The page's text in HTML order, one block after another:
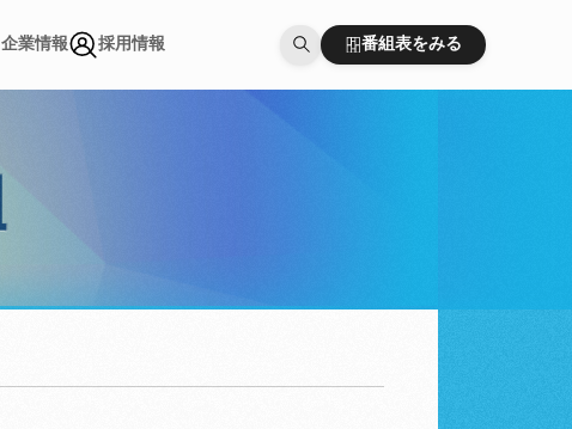
企業情報
採用情報
番組表をみる
番組表をみる